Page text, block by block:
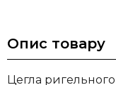
Опис товару
Цегла